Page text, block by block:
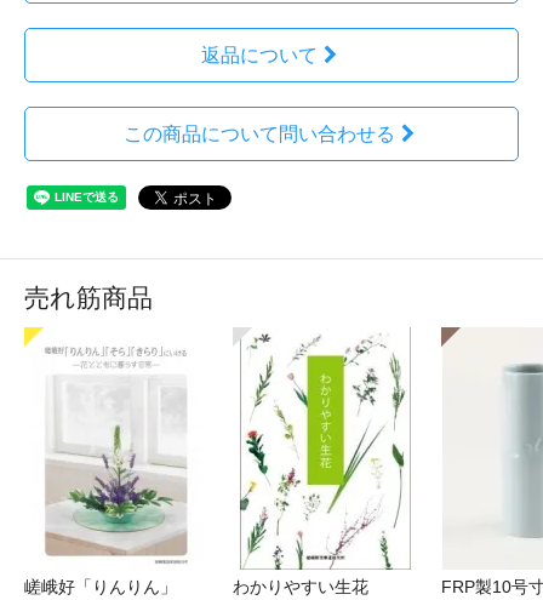
返品について
この商品について問い合わせる
売れ筋商品
嵯峨好「りんりん」
わかりやすい生花
FRP製10号